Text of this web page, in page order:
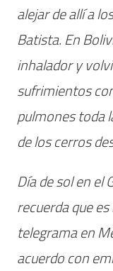
alejar de allí a
Batista. En
inhalador y
sufrimientos
pulmones toda
de los cerros
Día de sol en el
recuerda que
telegrama en
acuerdo con